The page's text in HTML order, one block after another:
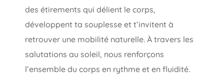
des étirements qui délient le corps,
développent ta souplesse et t’invitent à
retrouver une mobilité naturelle. À travers les
salutations au soleil, nous renforçons
l’ensemble du corps en rythme et en fluidité.